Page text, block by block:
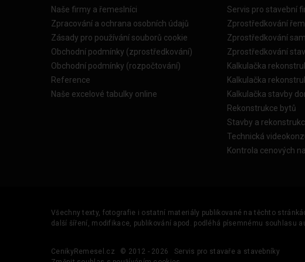
Naše firmy a řemeslníci
Zpracování a ochrana osobních údajů
Zásady pro používání souborů cookie
Obchodní podmínky (zprostředkování)
Obchodní podmínky (rozpočtování)
Reference
Naše excelové tabulky online
Servis pro stavební
Zprostředkování
Zprostředkování
Zprostředkování
Kalkulačka
Kalkulačka
Kalkulačka stavby
Rekonstrukce bytů
Stavby a
Technická
Kontrola cenových
Všechny texty, fotografie i ostatní materiály publikované na těchto
další šíření, modifikace, publikování apod. podléhá písemnému souhlasu
CenikyRemesel.cz © 2012 - 2026
Servis pro stavaře a stavebníky